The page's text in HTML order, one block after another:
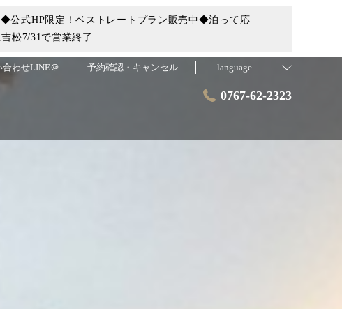
公式HP限定！ベストレートプラン販売中◆泊って応
松7/31で営業終了
合わせLINE＠ 予約確認・キャンセル language
0767-62-2323